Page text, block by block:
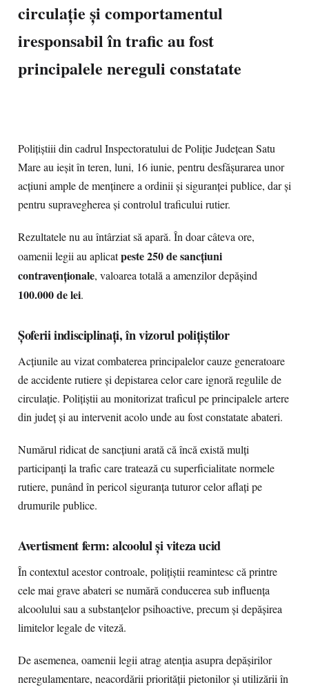
circulație și comportamentul
iresponsabil în trafic au fost
principalele nereguli constatate
Polițiștiii din cadrul Inspectoratului de Poliție Județean Satu
Mare au ieșit în teren, luni, 16 iunie, pentru desfășurarea unor
acțiuni ample de menținere a ordinii și siguranței publice, dar și
pentru supravegherea și controlul traficului rutier.
Rezultatele nu au întârziat să apară. În doar câteva ore,
oamenii legii au aplicatpeste 250 de sancțiuni
contravenționale, valoarea totală a amenzilor depășind
100.000 de lei.
Șoferii indisciplinați, în vizorul polițiștilor
Acțiunile au vizat combaterea principalelor cauze generatoare
de accidente rutiere și depistarea celor care ignoră regulile de
circulație. Polițiștii au monitorizat traficul pe principalele artere
din județ și au intervenit acolo unde au fost constatate abateri.
Numărul ridicat de sancțiuni arată că încă există mulți
participanți la trafic care tratează cu superficialitate normele
rutiere, punând în pericol siguranța tuturor celor aflați pe
drumurile publice.
Avertisment ferm: alcoolul și viteza ucid
În contextul acestor controale, polițiștii reamintesc că printre
cele mai grave abateri se numără conducerea sub influența
alcoolului sau a substanțelor psihoactive, precum și depășirea
limitelor legale de viteză.
De asemenea, oamenii legii atrag atenția asupra depășirilor
neregulamentare, neacordării priorității pietonilor și utilizării în